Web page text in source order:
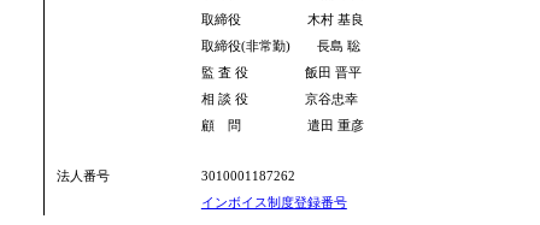
取締役 木村 基良
取締役(非常勤) 長島 聡
監 査 役 飯田 晋平
相 談 役 京谷忠幸
顧 問 遣田 重彦
法人番号
3010001187262
インボイス制度登録番号